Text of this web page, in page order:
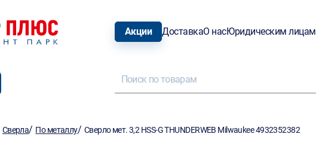
Акции ДоставкаО насЮридическим лицам
Сверла/ По металлу/ Сверло мет. 3,2 HSS-G THUNDERWEB Milwaukee 4932352382